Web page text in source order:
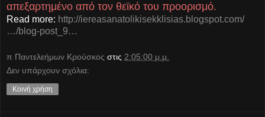
απεξαρτημένο από τον θεϊκό του προορισμό.
Read more: http://iereasanatolikisekklisias.blogspot.com/
…/blog-post_9…
π Παντελεήμων Kρούσκος στις 2:05:00 μ.μ.
Δεν υπάρχουν σχόλια:
Κοινή χρήση